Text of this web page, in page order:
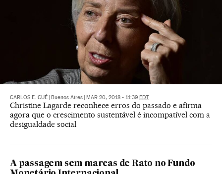
CARLOS E. CUÉ Buenos Aires MAR 20, 2018 - 11:39 EDT
Christine Lagarde reconhece erros do passado e afirma
agora que o crescimento sustentável é incompatível com a
desigualdade social
A passagem sem marcas de Rato no Fundo